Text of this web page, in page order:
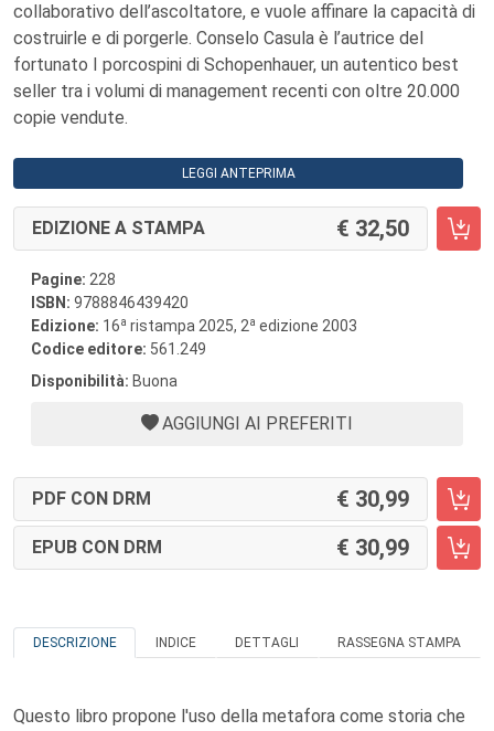
collaborativo dell’ascoltatore, e vuole affinare la capacità di
costruirle e di porgerle. Conselo Casula è l’autrice del
fortunato I porcospini di Schopenhauer, un autentico best
seller tra i volumi di management recenti con oltre 20.000
copie vendute.
LEGGI ANTEPRIMA
EDIZIONE A STAMPA 32,50
Pagine: 228
ISBN: 9788846439420
Edizione: 16a ristampa 2025, 2a edizione 2003
Codice editore: 561.249
Disponibilità: Buona
AGGIUNGI AI PREFERITI
PDF CON DRM 30,99
EPUB CON DRM 30,99
DESCRIZIONE INDICE DETTAGLI RASSEGNA STAMPA
Questo libro propone l'uso della metafora come storia che